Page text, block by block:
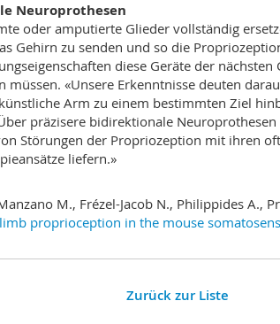
Neuroprothesen
oder amputierte Glieder vollständig
Gehirn zu senden und so die
diese Geräte der
müssen. «Unsere Erkenntnisse deuten
Arm zu einem bestimmten Ziel
präzisere bidirektionale
Störungen der Propriozeption mit ihren
liefern.»
M., Frézel-Jacob N., Philippides A.,
proprioception in the mouse
Zurück zur Liste